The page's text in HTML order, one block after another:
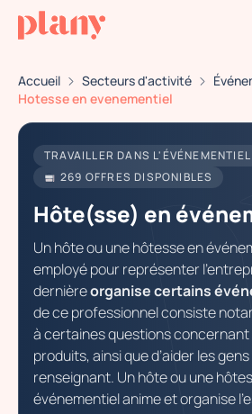
Accueil Secteurs d'activité
Hotesse en evenementiel
TRAVAILLER DANS L'ÉVÉNEMENTIEL
269 OFFRES DISPONIBLES
Hôte(sse) en
Un hôte ou une hôtesse en
employé pour représenter
dernièreorganise certains
de ce professionnel consiste
à certaines questions concernant
produits, ainsi que d’aider les
renseignant. Un hôte ou une
événementiel anime et organise